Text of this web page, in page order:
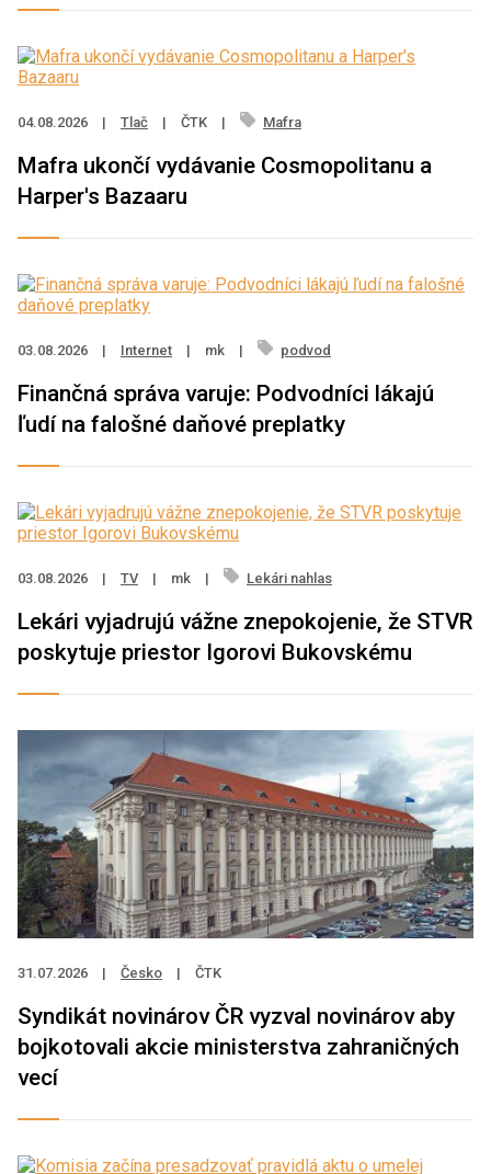
04.08.2026 | Tlač | ČTK | Mafra
Mafra ukončí vydávanie Cosmopolitanu a
Harper's Bazaaru
03.08.2026 | Internet | mk | podvod
Finančná správa varuje: Podvodníci lákajú
ľudí na falošné daňové preplatky
03.08.2026 | TV | mk | Lekári nahlas
Lekári vyjadrujú vážne znepokojenie, že STVR
poskytuje priestor Igorovi Bukovskému
31.07.2026 | Česko | ČTK
Syndikát novinárov ČR vyzval novinárov aby
bojkotovali akcie ministerstva zahraničných
vecí